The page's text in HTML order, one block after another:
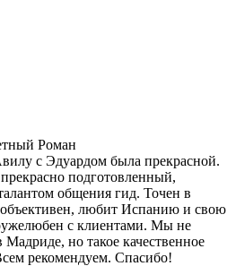
с Эдуардом была прекрасной.
подготовленный,
общения гид. Точен в
объективен, любит Испанию и свою
с клиентами. Мы не
но такое качественное
рекомендуем. Спасибо!